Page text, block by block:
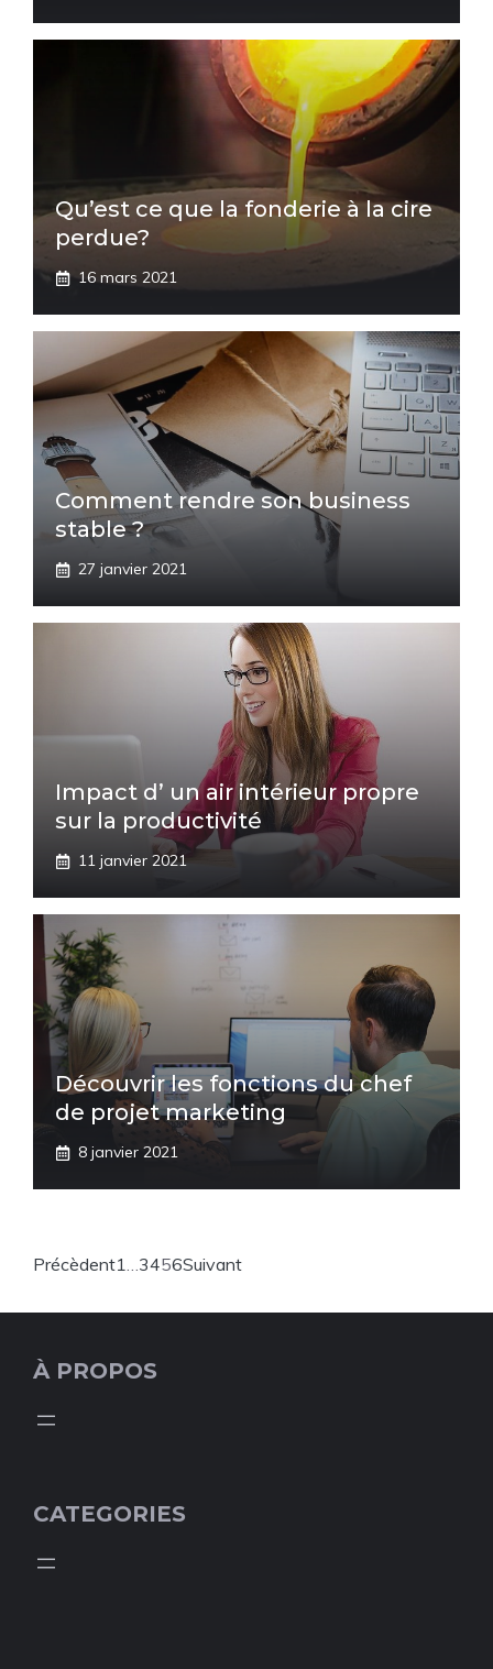
Qu’est ce que la fonderie à la cire
perdue?
16 mars 2021
Comment rendre son business
stable ?
27 janvier 2021
Impact d’ un air intérieur propre
sur la productivité
11 janvier 2021
Découvrir les fonctions du chef
de projet marketing
8 janvier 2021
Précèdent1…3456Suivant
À PROPOS
CATEGORIES